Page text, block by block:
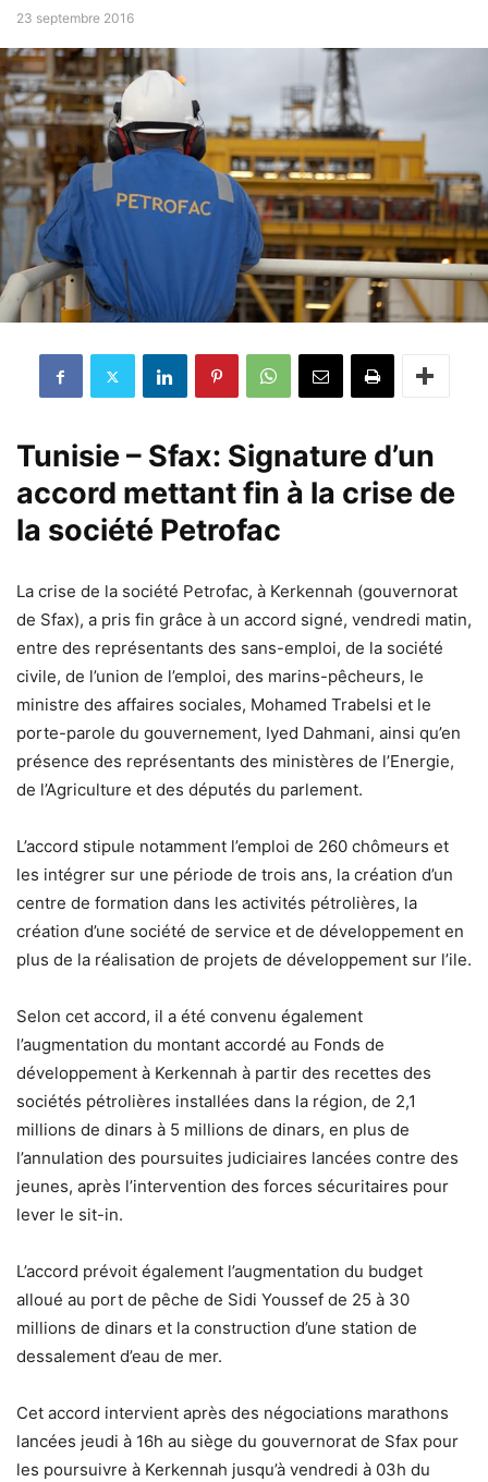
23 septembre 2016
Tunisie – Sfax: Signature d’un
accord mettant fin à la crise de
la société Petrofac
La crise de la société Petrofac, à Kerkennah (gouvernorat
de Sfax), a pris fin grâce à un accord signé, vendredi matin,
entre des représentants des sans-emploi, de la société
civile, de l’union de l’emploi, des marins-pêcheurs, le
ministre des affaires sociales, Mohamed Trabelsi et le
porte-parole du gouvernement, Iyed Dahmani, ainsi qu’en
présence des représentants des ministères de l’Energie,
de l’Agriculture et des députés du parlement.
L’accord stipule notamment l’emploi de 260 chômeurs et
les intégrer sur une période de trois ans, la création d’un
centre de formation dans les activités pétrolières, la
création d’une société de service et de développement en
plus de la réalisation de projets de développement sur l’ile.
Selon cet accord, il a été convenu également
l’augmentation du montant accordé au Fonds de
développement à Kerkennah à partir des recettes des
sociétés pétrolières installées dans la région, de 2,1
millions de dinars à 5 millions de dinars, en plus de
l’annulation des poursuites judiciaires lancées contre des
jeunes, après l’intervention des forces sécuritaires pour
lever le sit-in.
L’accord prévoit également l’augmentation du budget
alloué au port de pêche de Sidi Youssef de 25 à 30
millions de dinars et la construction d’une station de
dessalement d’eau de mer.
Cet accord intervient après des négociations marathons
lancées jeudi à 16h au siège du gouvernorat de Sfax pour
les poursuivre à Kerkennah jusqu’à vendredi à 03h du